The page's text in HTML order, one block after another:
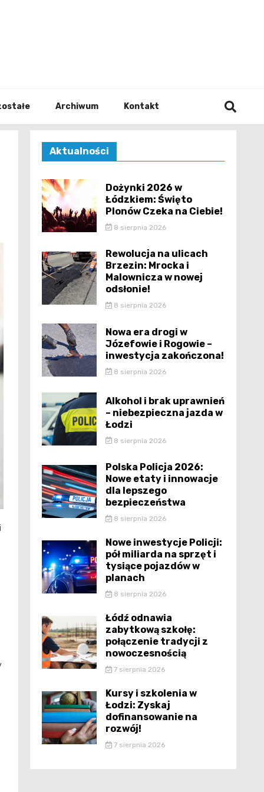
Archiwum Kontakt
Aktualności
Dożynki 2026 w
Łódzkiem: Święto
Plonów Czeka na Ciebie!
8 sierpnia 2026
Rewolucja na ulicach
Brzezin: Mrocka i
Malownicza w nowej
odsłonie!
8 sierpnia 2026
Nowa era drogi w
Józefowie i Rogowie –
inwestycja zakończona!
8 sierpnia 2026
Alkohol i brak uprawnień
– niebezpieczna jazda w
Łodzi
8 sierpnia 2026
Polska Policja 2026:
Nowe etaty i innowacje
dla lepszego
bezpieczeństwa
8 sierpnia 2026
Nowe inwestycje Policji:
pół miliarda na sprzęt i
tysiące pojazdów w
planach
8 sierpnia 2026
Łódź odnawia
zabytkową szkołę:
połączenie tradycji z
nowoczesnością
7 sierpnia 2026
Kursy i szkolenia w
Łodzi: Zyskaj
dofinansowanie na
rozwój!
7 sierpnia 2026